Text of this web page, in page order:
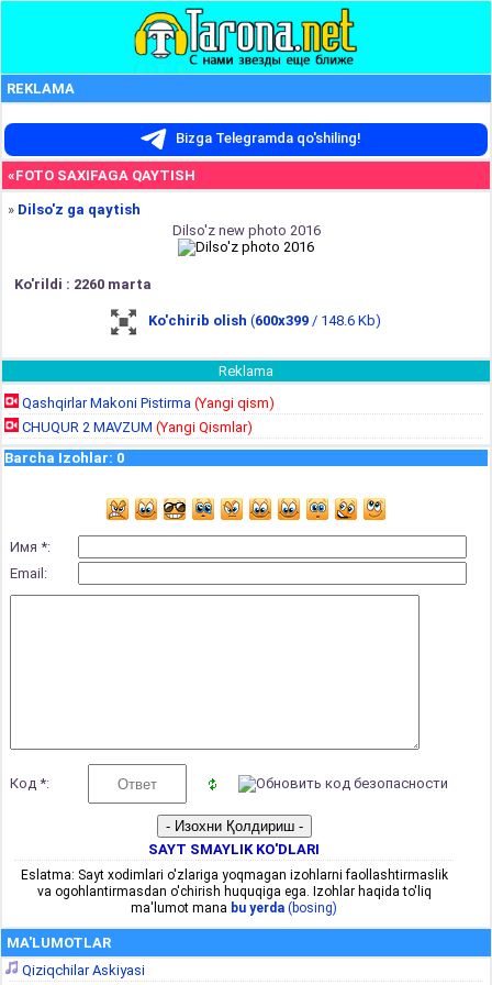
REKLAMA
Bizga Telegramda qo'shiling!
«FOTO SAXIFAGA QAYTISH
» Dilso'z ga qaytish
Dilso'z new photo 2016
Ko'rildi : 2260 marta
Ko'chirib olish (600x399 / 148.6 Kb)
Reklama
Qashqirlar Makoni Pistirma (Yangi qism)
CHUQUR 2 MAVZUM (Yangi Qismlar)
Barcha Izohlar: 0
Имя *:
Email:
Код *:
SAYT SMAYLIK KO'DLARI
Eslatma: Sayt xodimlari o'zlariga yoqmagan izohlarni faollashtirmaslik
va ogohlantirmasdan o'chirish huquqiga ega. Izohlar haqida to'liq
ma'lumot mana bu yerda (bosing)
MA'LUMOTLAR
Qiziqchilar Askiyasi